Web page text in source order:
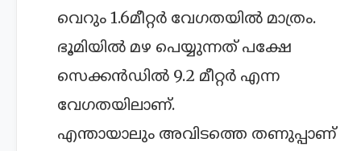
വെറും 1.6മീറ്റര്‍ വേഗതയില്‍ മാത്രം.
ഭൂമിയില്‍ മഴ പെയ്യുന്നത് പക്ഷേ
സെക്കന്‍ഡില്‍ 9.2 മീറ്റര്‍ എന്ന
വേഗതയിലാണ്.
എന്തായാലും അവിടത്തെ തണുപ്പാണ്